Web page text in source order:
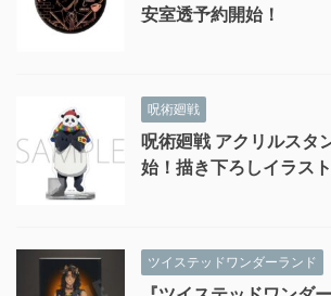
安室透予約開始！
呪術廻戦
呪術廻戦 アクリルスタ
始！描き下ろしイラスト
ツイステッドワンダーランド